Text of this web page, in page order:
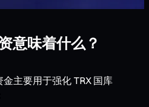
意味着什么？
主要用于强化 TRX 国库